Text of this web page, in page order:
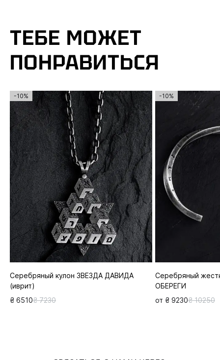
ТЕБЕ МОЖЕТ
ПОНРАВИТЬСЯ
-10%
Серебряный кулон ЗВЕЗДА ДАВИДА
(иврит)
₴ 6510₴ 7230
-10%
Серебряный
ОБЕРЕГИ
от ₴ 9230₴ 10250